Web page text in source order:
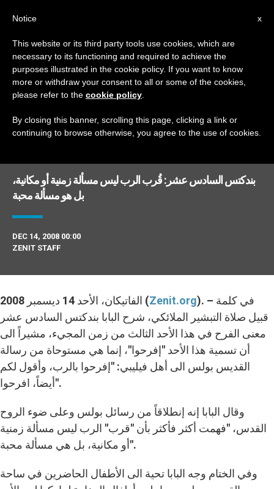
DAY
December 14th, 2008
DERNIÈRES NOUVELLES
بندكتس السادس عشر: قُرب الرب ليس مسألة زمنية أو مكانية،
بل هو مسألة محبة
DEC 14, 2008 00:00
ZENIT STAFF
الفاتيكان، الأحد 14 ديسمبر 2008 (Zenit.org). – في كلمة
قبيل صلاة التبشير الملائكي، شرح البابا بندكتس السادس عشر
معنى الفرح في هذا الأحد الثالث من زمن المجيء، مشيراً الى
أن تسمية هذا الأحد "إفرحوا"، إنما هي مستوحاة من رسالة
القديس بولس الى أهل فيليبي: "إفرحوا بالرب، وأقول لكم
أيضاً، افرحوا".
وقال البابا إنه إنطلاقاً من رسائل بولس وعلى ضوء الروح
القدس، "فهمت أكثر فأكثر بأن "قرب" الرب ليس مسألة زمنية
أو مكانية، بل هي مسألة محبة".
وفي الختام وجه البابا تحية الى الأطفال الحاضرين في ساحة
x
Notice
This website or its third party tools use cookies, which are
necessary to its functioning and required to achieve the
purposes illustrated in the cookie policy. If you want to know
more or withdraw your consent to all or some of the cookies,
please refer to the cookie policy
By closing this banner, scrolling this page, clicking a link or
continuing to browse otherwise, you agree to the use of cookies.